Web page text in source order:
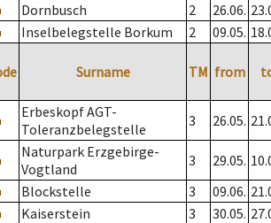
Dornbusch 2 26.06.
Inselbelegstelle Borkum 2 09.05.
Surname TM from
Erbeskopf AGT-
Toleranzbelegstelle
3 26.05.
Naturpark Erzgebirge-
Vogtland
3 29.05.
Blockstelle 3 09.06.
Kaiserstein 3 30.05.